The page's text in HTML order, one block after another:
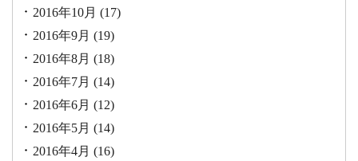
2016年10月 (17)
2016年9月 (19)
2016年8月 (18)
2016年7月 (14)
2016年6月 (12)
2016年5月 (14)
2016年4月 (16)